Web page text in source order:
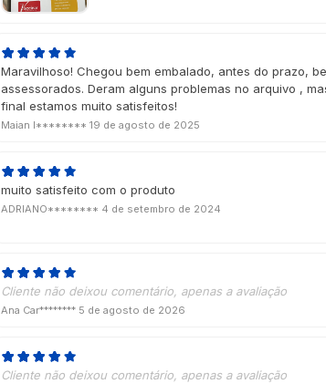
Maravilhoso! Chegou bem embalado, antes do prazo,
assessorados. Deram alguns problemas no arquivo ,
final estamos muito satisfeitos!
Maian I******** 19 de agosto de 2025
muito satisfeito com o produto
ADRIANO******** 4 de setembro de 2024
Cliente não deixou comentário, apenas a avaliação
Ana Car******** 5 de agosto de 2026
Cliente não deixou comentário, apenas a avaliação